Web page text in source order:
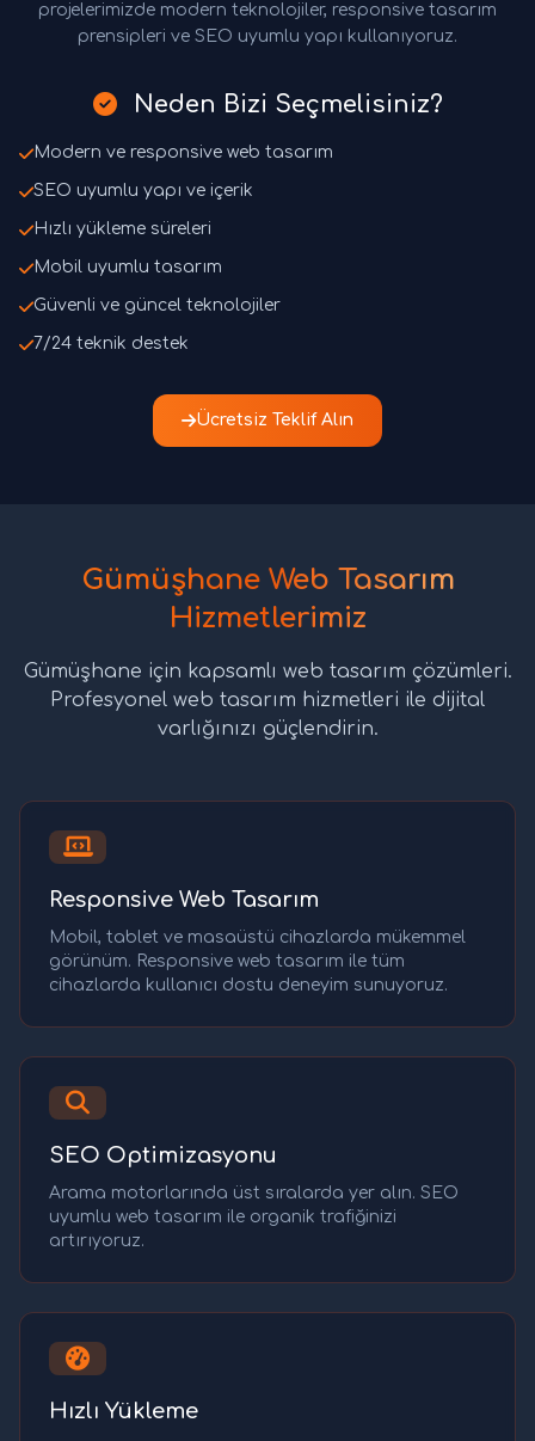
projelerimizde modern teknolojiler, responsive tasarım
prensipleri ve SEO uyumlu yapı kullanıyoruz.
Neden Bizi Seçmelisiniz?
Modern ve responsive web tasarım
SEO uyumlu yapı ve içerik
Hızlı yükleme süreleri
Mobil uyumlu tasarım
Güvenli ve güncel teknolojiler
7/24 teknik destek
Ücretsiz Teklif Alın
Gümüşhane Web Tasarım
Hizmetlerimiz
Gümüşhane için kapsamlı web tasarım çözümleri.
Profesyonel web tasarım hizmetleri ile dijital
varlığınızı güçlendirin.
Responsive Web Tasarım
Mobil, tablet ve masaüstü cihazlarda mükemmel
görünüm. Responsive web tasarım ile tüm
cihazlarda kullanıcı dostu deneyim sunuyoruz.
SEO Optimizasyonu
Arama motorlarında üst sıralarda yer alın. SEO
uyumlu web tasarım ile organik trafiğinizi
artırıyoruz.
Hızlı Yükleme